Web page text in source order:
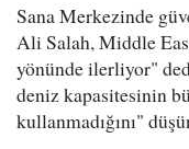
Sana Merkezinde
Ali Salah, Middle
yönünde ilerliyor"
deniz kapasitesinin
kullanmadığını"